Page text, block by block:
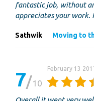
fantastic job, without
appreciates your work.
Sathwik Moving to
7 10
February 13